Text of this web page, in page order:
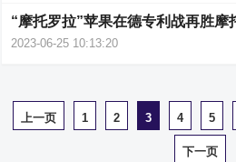
“摩托罗拉”苹果在德专利战再胜摩
2023-06-25 10:13:20
上一页 1 2 3 4 5
下一页